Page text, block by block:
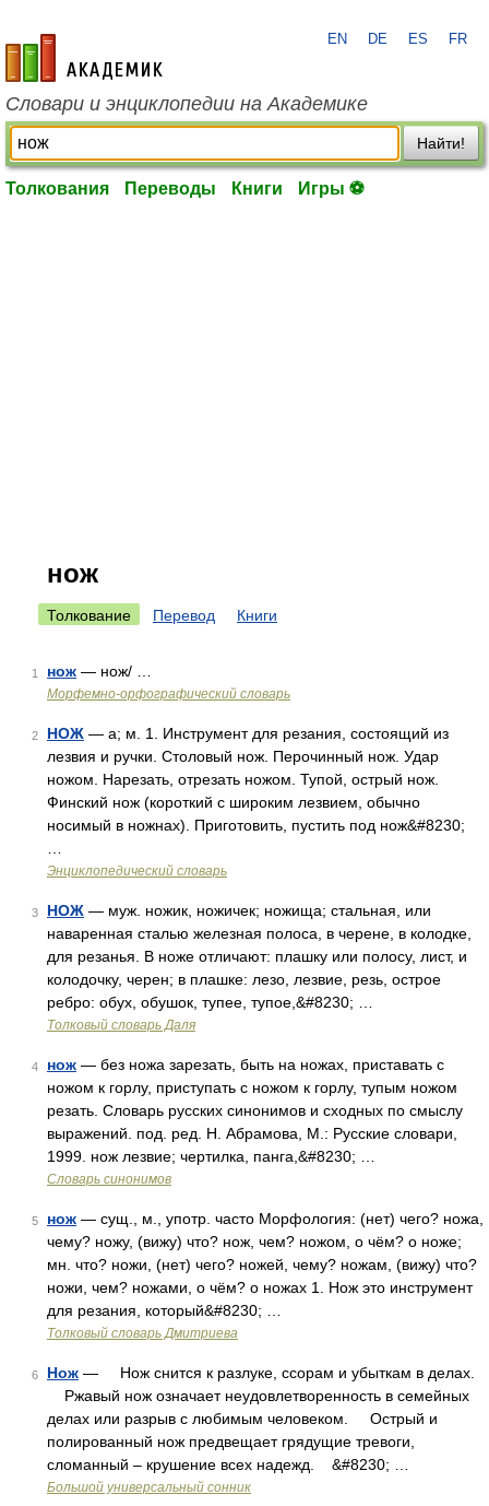
academic.ru
EN DE ES FR
Словари и энциклопедии на Академике
Найти!
Толкования Переводы Книги Игры ⚽
нож
Толкование Перевод Книги
1 нож — нож/ …
Морфемно-орфографический словарь
2 НОЖ — а; м. 1. Инструмент для резания, состоящий из
лезвия и ручки. Столовый нож. Перочинный нож. Удар
ножом. Нарезать, отрезать ножом. Тупой, острый нож.
Финский нож (короткий с широким лезвием, обычно
носимый в ножнах). Приготовить, пустить под нож&#8230;
Энциклопедический словарь
3 НОЖ — муж. ножик, ножичек; ножища; стальная, или
наваренная сталью железная полоса, в черене, в колодке,
для резанья. В ноже отличают: плашку или полосу, лист, и
колодочку, черен; в плашке: лезо, лезвие, резь, острое
ребро: обух, обушок, тупее, тупое,&#8230; …
Толковый словарь Даля
4 нож — без ножа зарезать, быть на ножах, приставать с
ножом к горлу, приступать с ножом к горлу, тупым ножом
резать. Словарь русских синонимов и сходных по смыслу
выражений. под. ред. Н. Абрамова, М.: Русские словари,
1999. нож лезвие; чертилка, панга,&#8230; …
Словарь синонимов
5 нож — сущ., м., употр. часто Морфология: (нет) чего? ножа,
чему? ножу, (вижу) что? нож, чем? ножом, о чём? о ноже;
мн. что? ножи, (нет) чего? ножей, чему? ножам, (вижу) что?
ножи, чем? ножами, о чём? о ножах 1. Нож это инструмент
для резания, который&#8230; …
Толковый словарь Дмитриева
6 Нож — Нож снится к разлуке, ссорам и убыткам в делах.
Ржавый нож означает неудовлетворенность в семейных
делах или разрыв с любимым человеком. Острый и
полированный нож предвещает грядущие тревоги,
сломанный – крушение всех надежд. &#8230; …
Большой универсальный сонник